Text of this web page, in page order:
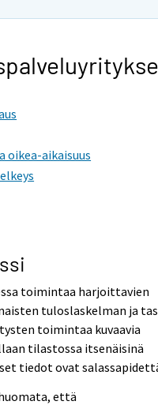
oikea-aikaisuus
toimintaa harjoittavien
tuloslaskelman ja
toimintaa kuvaavia
tilastossa itsenäisinä
tiedot ovat
että